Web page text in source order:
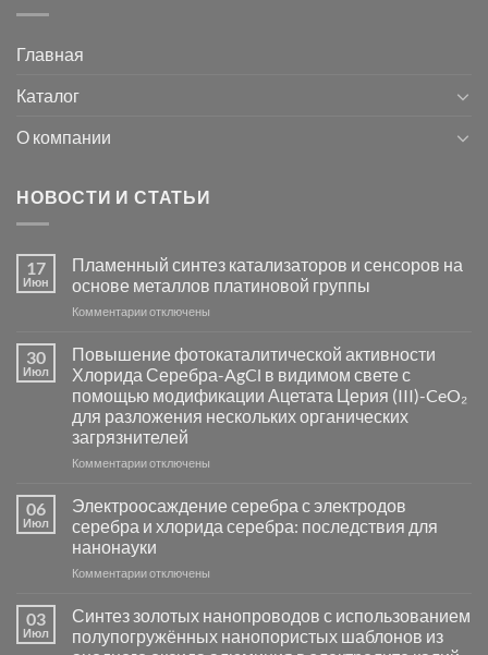
Главная
Каталог
О компании
НОВОСТИ И СТАТЬИ
17
Июн
Пламенный синтез катализаторов и сенсоров на
основе металлов платиновой группы
Комментариик
Пламенный
синтез
катализаторов
и
сенсоров
на
основе
группы
отключены
30
Июл
Повышение фотокаталитической активности
Хлорида Серебра-AgCl в видимом свете с
помощью модификации Ацетата Церия (III)-CeO₂
для разложения нескольких органических
загрязнителей
Комментариик
фотокаталитической
активности
Хлорида
Серебра-
в
видимом
свете
отключены
06
Июл
Электроосаждение серебра с электродов
серебра и хлорида серебра: последствия для
нанонауки
Комментариик
серебра
с
отключены
03
Июл
Синтез золотых нанопроводов с использованием
полупогружённых нанопористых шаблонов из